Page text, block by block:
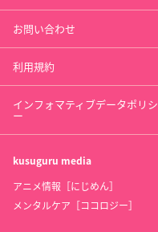
お問い合わせ
利用規約
インフォマティブデータポリシ
ー
kusuguru media
アニメ情報［にじめん］
メンタルケア［ココロジー］